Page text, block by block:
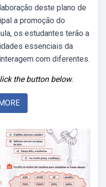
deste plano de
a promoção do
os estudantes terão a
essenciais da
com diferentes.
the button below.